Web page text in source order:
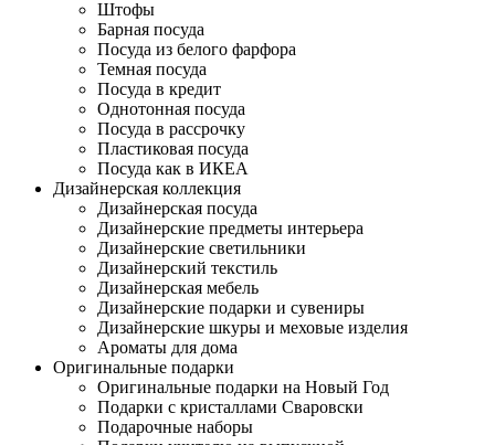
Штофы
Барная посуда
Посуда из белого фарфора
Темная посуда
Посуда в кредит
Однотонная посуда
Посуда в рассрочку
Пластиковая посуда
Посуда как в ИКЕА
Дизайнерская коллекция
Дизайнерская посуда
Дизайнерские предметы интерьера
Дизайнерские светильники
Дизайнерский текстиль
Дизайнерская мебель
Дизайнерские подарки и сувениры
Дизайнерские шкуры и меховые изделия
Ароматы для дома
Оригинальные подарки
Оригинальные подарки на Новый Год
Подарки с кристаллами Сваровски
Подарочные наборы